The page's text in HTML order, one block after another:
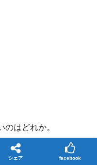
はどれか。
シェア facebook